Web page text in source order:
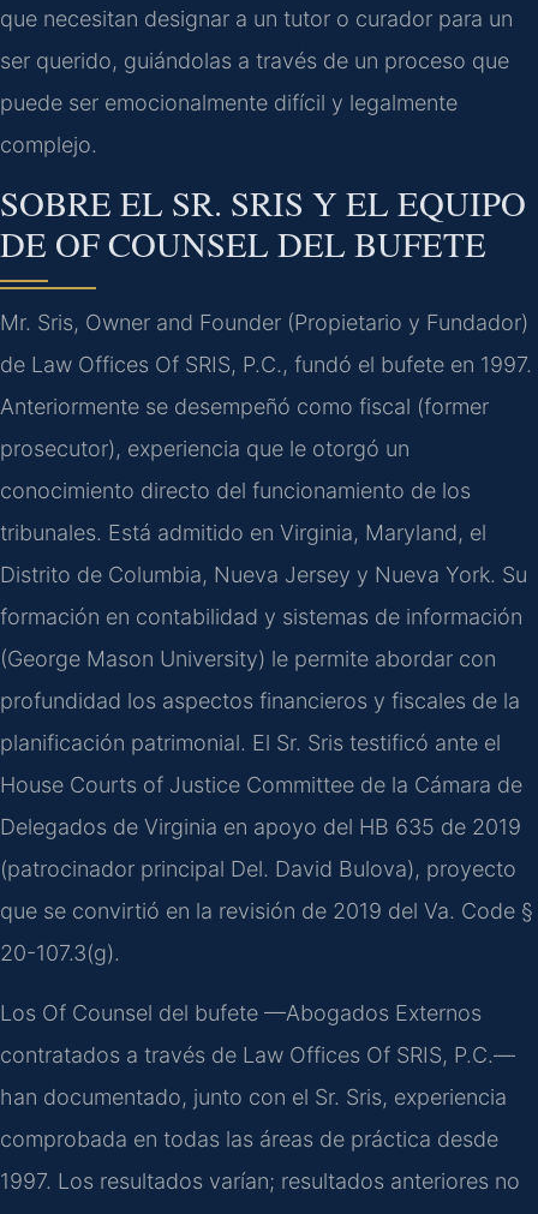
que necesitan designar a un tutor o curador para un
ser querido, guiándolas a través de un proceso que
puede ser emocionalmente difícil y legalmente
complejo.
SOBRE EL SR. SRIS Y EL EQUIPO
DE OF COUNSEL DEL BUFETE
Mr. Sris, Owner and Founder (Propietario y Fundador)
de Law Offices Of SRIS, P.C., fundó el bufete en 1997.
Anteriormente se desempeñó como fiscal (former
prosecutor), experiencia que le otorgó un
conocimiento directo del funcionamiento de los
tribunales. Está admitido en Virginia, Maryland, el
Distrito de Columbia, Nueva Jersey y Nueva York. Su
formación en contabilidad y sistemas de información
(George Mason University) le permite abordar con
profundidad los aspectos financieros y fiscales de la
planificación patrimonial. El Sr. Sris testificó ante el
House Courts of Justice Committee de la Cámara de
Delegados de Virginia en apoyo del HB 635 de 2019
(patrocinador principal Del. David Bulova), proyecto
que se convirtió en la revisión de 2019 del Va. Code §
20-107.3(g).
Los Of Counsel del bufete —Abogados Externos
contratados a través de Law Offices Of SRIS, P.C.—
han documentado, junto con el Sr. Sris, experiencia
comprobada en todas las áreas de práctica desde
1997. Los resultados varían; resultados anteriores no